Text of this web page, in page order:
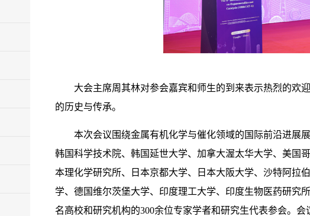
大会主席周其林对参会嘉宾和师生的到来表示热烈的欢
的历史与传承。
本次会议围绕金属有机化学与催化领域的国际前沿进展展
韩国科学技术院、韩国延世大学、加拿大渥太华大学、美国
本理化学研究所、日本京都大学、日本大阪大学、沙特阿拉
学、德国维尔茨堡大学、印度理工大学、印度生物医药研究
名高校和研究机构的300余位专家学者和研究生代表参会。